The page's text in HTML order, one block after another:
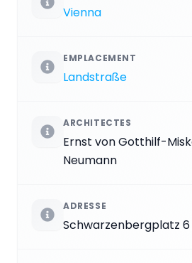
Vienna
EMPLACEMENT
Landstraße
ARCHITECTES
Ernst von Gotthilf-
Neumann
ADRESSE
Schwarzenbergplatz 6